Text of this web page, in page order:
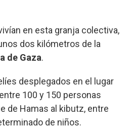
en esta granja colectiva,
dos kilómetros de la
de Gaza.
desplegados en el lugar
100 y 150 personas
de Hamas al kibutz, entre
de niños.